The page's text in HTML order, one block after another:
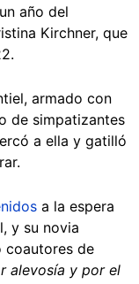
año del
Kirchner, que
armado con
de simpatizantes
a ella y gatilló
a la espera
y su novia
coautores de
alevosía y por el